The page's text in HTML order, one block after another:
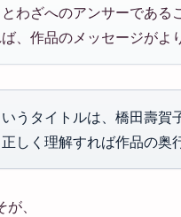
わざへのアンサーである
、作品のメッセージがよ
いうタイトルは、橋田壽
しく理解すれば作品の奥
、